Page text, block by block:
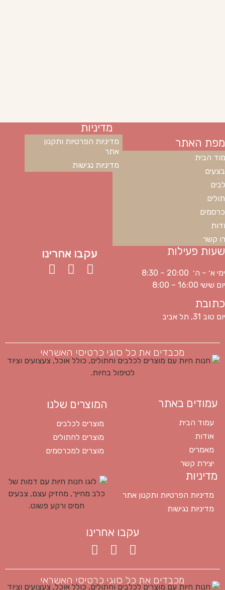
מפת האתר
הבית
קשר
מדיניות
מדיניות הפרטיות ותקנון
אתר
מדיניות נגישות
שעות פעילות
ימי א׳ – ה׳ 20:00 – 8:30
יום שישי 16:00 – 8:00
כתובת
יום טוב 31, תל אביב
עקבו אחרינו
מכבדים את כל סוגי כרטיסי האשראי
עמודים באתר
עמוד הבית
אודות
מאמרים
יצירת קשר
המוצרים שלנו
מוצרים לכלבים
מוצרים לחתולים
מוצרים למכרסמים
מדיניות
מדיניות הפרטיות ותקנון אתר
מדיניות נגישות
עקבו אחרינו
מכבדים את כל סוגי כרטיסי האשראי